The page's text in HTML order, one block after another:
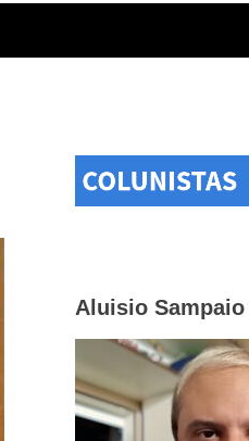
Aluisio Sampaio